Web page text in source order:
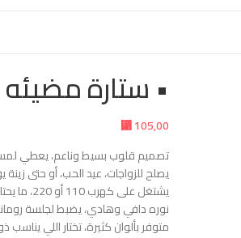
• ستارة
⃁105,00
تصميم قلوب بسيط وناعم، يعطي
يصلح للزواجات، عيد الحب، أو حتى زينة
يشتغل على كهرب 110 أو 220، ما يحتاج محول.
نوره دافي وهادي، يضبط لجلسة
متوفر بألوان كثيرة، تختار اللي